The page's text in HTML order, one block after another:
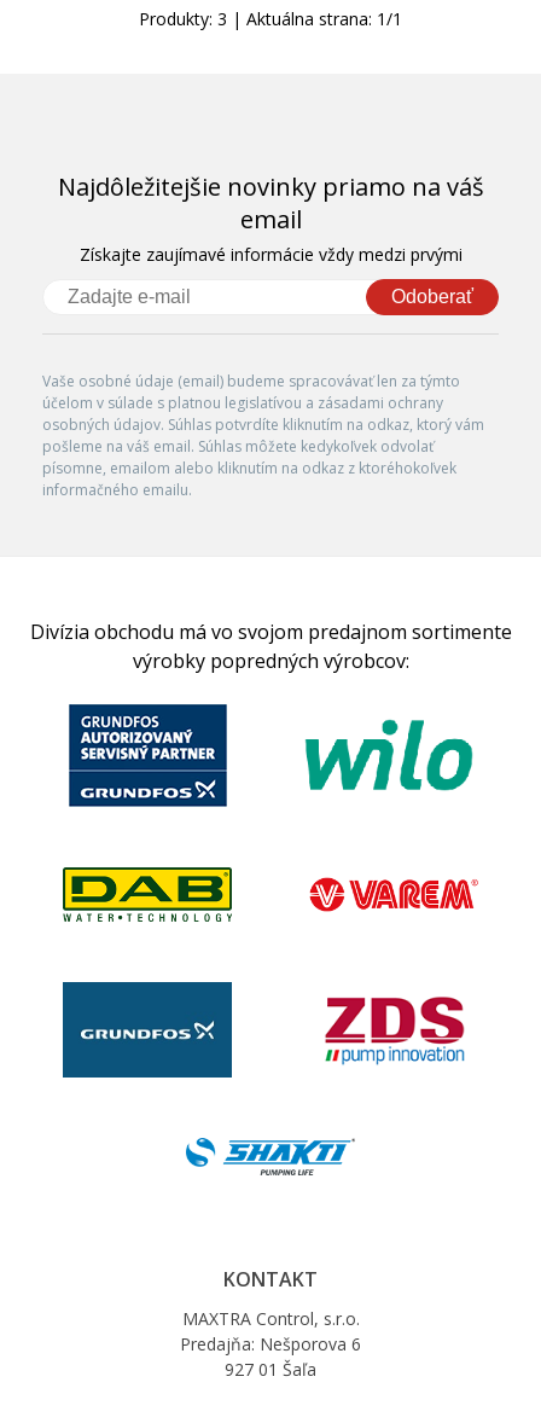
Produkty: 3 | Aktuálna strana: 1/1
Najdôležitejšie novinky priamo na váš
email
Získajte zaujímavé informácie vždy medzi prvými
Odoberať
Vaše osobné údaje (email) budeme spracovávať len za týmto
účelom v súlade s platnou legislatívou a zásadami ochrany
osobných údajov. Súhlas potvrdíte kliknutím na odkaz, ktorý vám
pošleme na váš email. Súhlas môžete kedykoľvek odvolať
písomne, emailom alebo kliknutím na odkaz z ktoréhokoľvek
informačného emailu.
Divízia obchodu má vo svojom predajnom sortimente
výrobky popredných výrobcov:
KONTAKT
MAXTRA Control, s.r.o.
Predajňa: Nešporova 6
927 01 Šaľa